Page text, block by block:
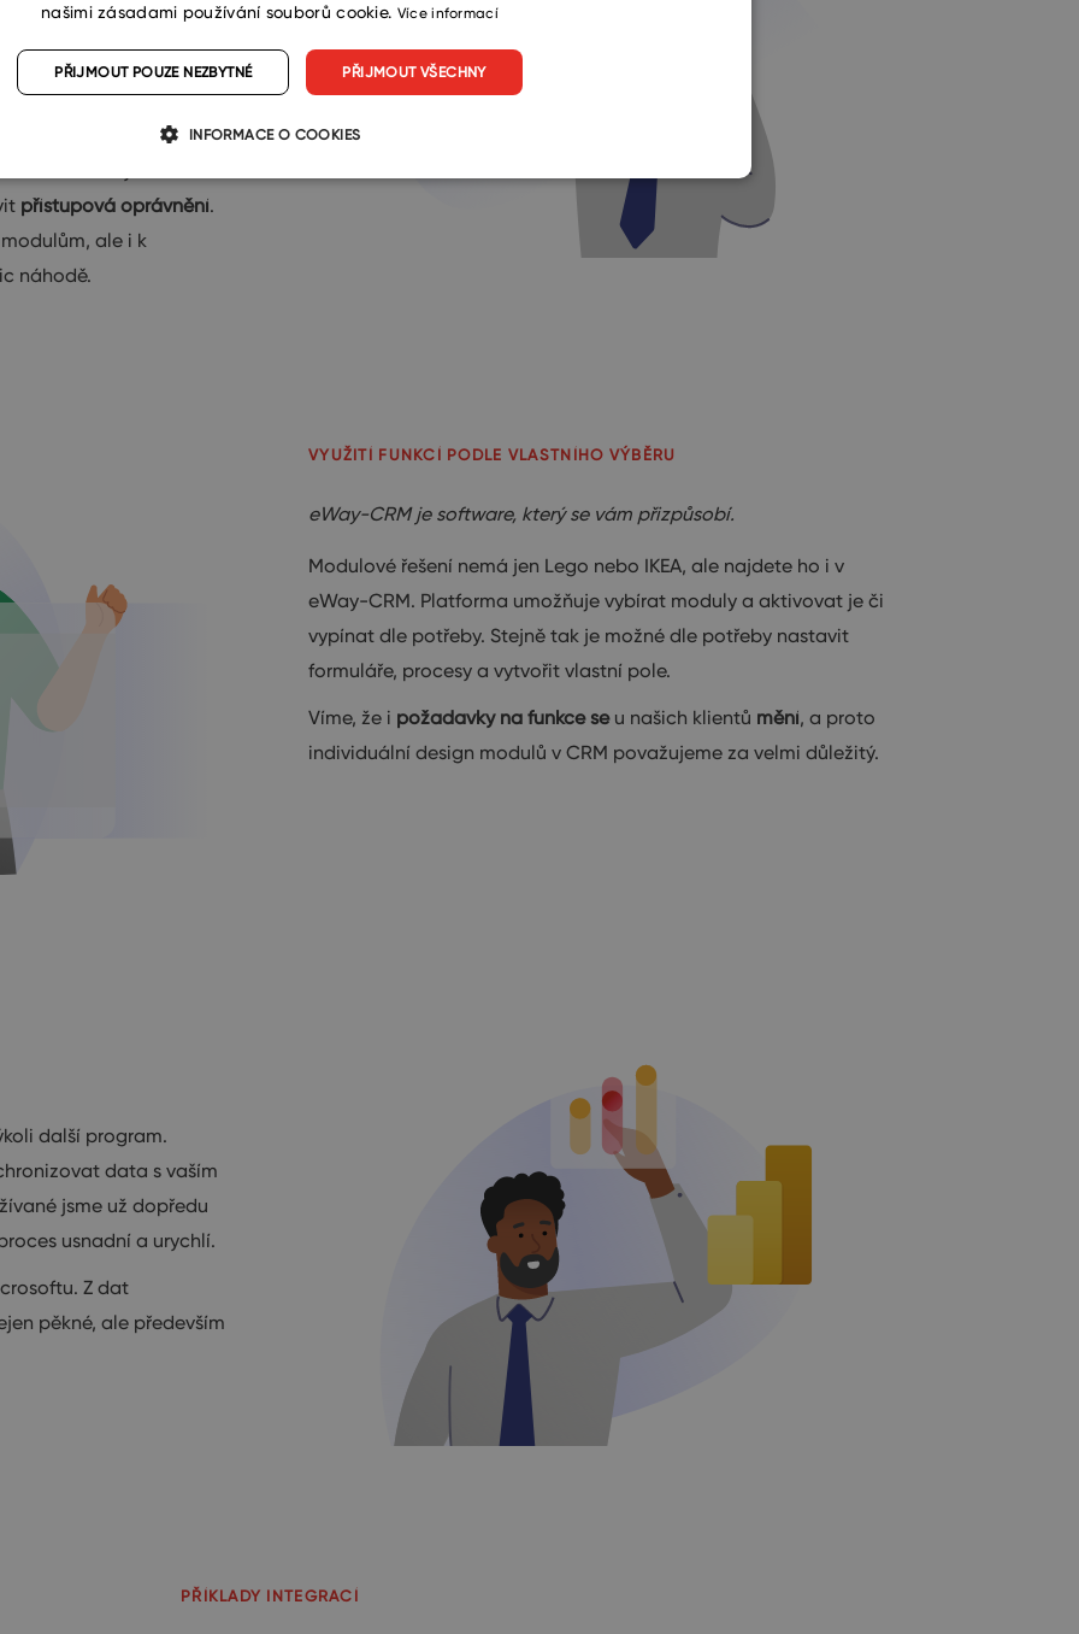
nejmodernější
ISO 27001 a
aby ivaše databyla v
přístupová oprávnění.
ale i k
náhodě.
VYUŽITÍ FUNKCÍ PODLE VLASTNÍHO VÝBĚRU
eWay-CRM je software, který se vám přizpůsobí.
Modulové řešení nemá jen Lego nebo IKEA, ale najdete ho i v
eWay-CRM. Platforma umožňuje vybírat moduly a aktivovat je či
vypínat dle potřeby. Stejně tak je možné dle potřeby nastavit
formuláře, procesy a vytvořit vlastní pole.
Víme, že i požadavky na funkce seu našich klientů mění, a proto
individuální design modulů v CRM považujeme za velmi důležitý.
další program.
data s vaším
jsme už dopředu
usnadní a urychlí.
Z dat
pěkné, ale především
PŘÍKLADY INTEGRACÍ
našimi zásadami používání souborů cookie. Více informací
PŘIJMOUT VŠECHNY
PŘIJMOUT POUZE NEZBYTNÉ
INFORMACE O COOKIES